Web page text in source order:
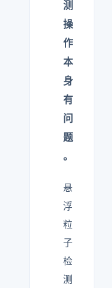
测
操
作
本
身
有
问
题
。
悬
浮
粒
子
检
测